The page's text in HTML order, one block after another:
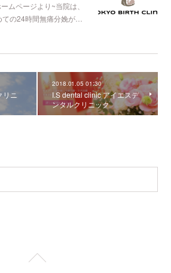
ムページより~当院は、
の24時間無痛分娩が…
リニ
2018.01.05 01:30
I.S dental clinic アイエスデ
ンタルクリニック